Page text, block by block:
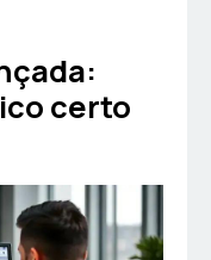
certo